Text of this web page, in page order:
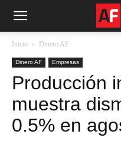
Inicio Dinero AF
Dinero AF Empresas
Producción
muestra
0.5% en